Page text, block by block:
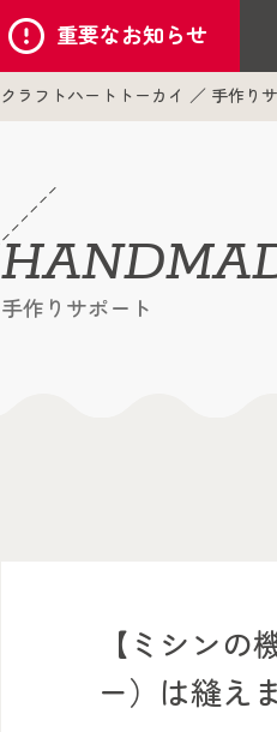
重要なお知らせ
クラフトハートトーカイ 手作り
手作りサポート
【ミシン
ー）は縫え